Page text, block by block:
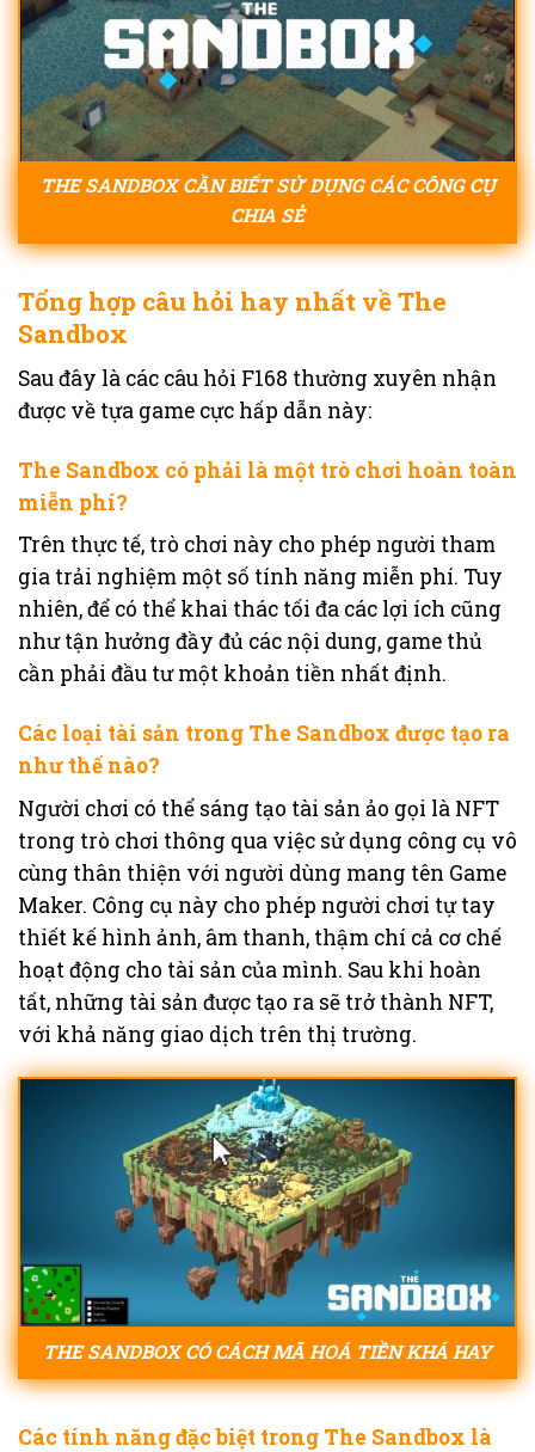
THE SANDBOX CẦN BIẾT SỬ DỤNG CÁC CÔNG CỤ
CHIA SẺ
Tổng hợp câu hỏi hay nhất về The
Sandbox
Sau đây là các câu hỏi F168 thường xuyên nhận
được về tựa game cực hấp dẫn này:
The Sandbox có phải là một trò chơi hoàn toàn
miễn phí?
Trên thực tế, trò chơi này cho phép người tham
gia trải nghiệm một số tính năng miễn phí. Tuy
nhiên, để có thể khai thác tối đa các lợi ích cũng
như tận hưởng đầy đủ các nội dung, game thủ
cần phải đầu tư một khoản tiền nhất định.
Các loại tài sản trong The Sandbox được tạo ra
như thế nào?
Người chơi có thể sáng tạo tài sản ảo gọi là NFT
trong trò chơi thông qua việc sử dụng công cụ vô
cùng thân thiện với người dùng mang tên Game
Maker. Công cụ này cho phép người chơi tự tay
thiết kế hình ảnh, âm thanh, thậm chí cả cơ chế
hoạt động cho tài sản của mình. Sau khi hoàn
tất, những tài sản được tạo ra sẽ trở thành NFT,
với khả năng giao dịch trên thị trường.
THE SANDBOX CÓ CÁCH MÃ HOÁ TIỀN KHÁ HAY
Các tính năng đặc biệt trong The Sandbox là